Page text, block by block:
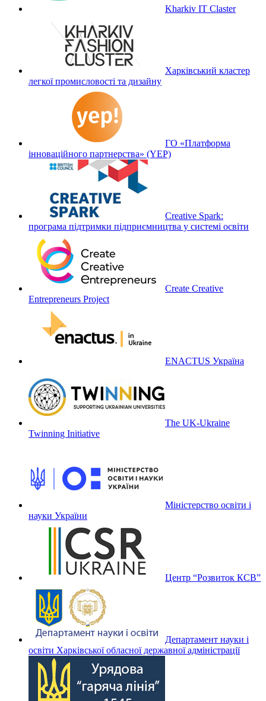
Kharkiv IT Claster
Харківський кластер
легкої промисловості та дизайну
ГО «Платформа
інноваційного партнерства» (YEP)
Creative Spark:
програма підтримки підприємництва у системі освіти
Create Creative
Entrepreneurs Project
ENACTUS Україна
The UK-Ukraine
Twinning Initiative
Міністерство освіти і
науки України
Центр “Розвиток КСВ”
Департамент науки і
освіти Харківської обласної державної адміністрації